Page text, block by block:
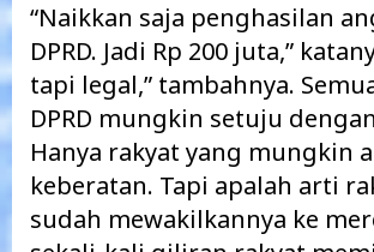
“Naikkan saja penghasilan
DPRD. Jadi Rp 200 juta,”
tapi legal,” tambahnya.
DPRD mungkin setuju
Hanya rakyat yang mungkin
keberatan. Tapi apalah arti
sudah mewakilkannya ke